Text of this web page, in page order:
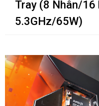
Tray (8 Nhân/
5.3GHz/65W)